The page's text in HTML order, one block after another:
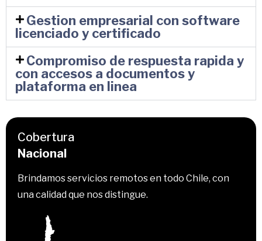
Gestion empresarial con software
licenciado y certificado
Compromiso de respuesta rapida y
con accesos a documentos y
plataforma en linea
Cobertura
Nacional
Brindamos servicios remotos en todo Chile, con
una calidad que nos distingue.